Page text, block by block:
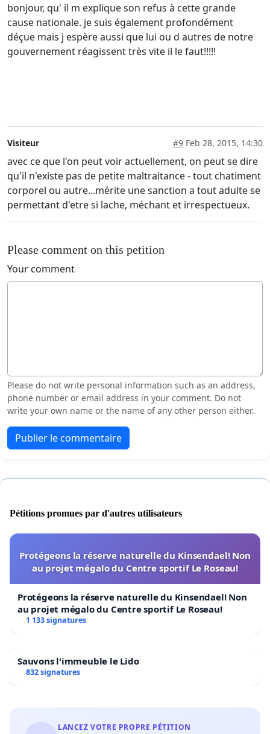
bonjour, qu' il m explique son refus à cette grande
cause nationale. je suis également profondément
déçue mais j espère aussi que lui ou d autres de notre
gouvernement réagissent très vite il le faut!!!!!
Visiteur #9 Feb 28, 2015, 14:30
avec ce que l'on peut voir actuellement, on peut se dire
qu'il n'existe pas de petite maltraitance - tout chatiment
corporel ou autre...mérite une sanction a tout adulte se
permettant d'etre si lache, méchant et irrespectueux.
Please comment on this petition
Your comment
Please do not write personal information such as an address,
phone number or email address in your comment. Do not
write your own name or the name of any other person either.
Publier le commentaire
Pétitions promues par d'autres utilisateurs
Protégeons la réserve naturelle du Kinsendael! Non
au projet mégalo du Centre sportif Le Roseau!
Protégeons la réserve naturelle du Kinsendael! Non
au projet mégalo du Centre sportif Le Roseau!
1 133 signatures
Sauvons l'immeuble le Lido
832 signatures
LANCEZ VOTRE PROPRE PÉTITION